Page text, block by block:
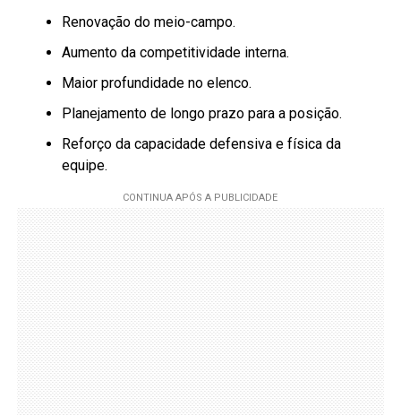
Renovação do meio-campo.
Aumento da competitividade interna.
Maior profundidade no elenco.
Planejamento de longo prazo para a posição.
Reforço da capacidade defensiva e física da
equipe.